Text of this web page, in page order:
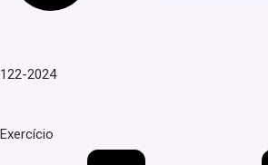
122-2024
Exercício